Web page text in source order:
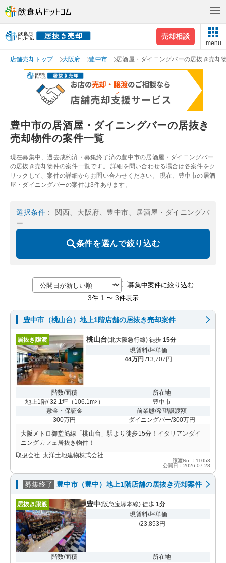
売却相談
menu
店舗売却トップ 大阪府 豊中市 居酒屋・ダイニングバーの居抜き売却
豊中市の居酒屋・ダイニングバーの居抜き
売却物件の案件一覧
現在募集中、過去成約済・募集終了済の豊中市の居酒屋・ダイニングバー
の居抜き売却物件の案件一覧です。 詳細を問い合わせる場合は各案件をク
リックして、案件の詳細からお問い合わせください。 現在、豊中市の居酒
屋・ダイニングバーの案件は3件あります。
選択条件 ： 関西、大阪府、豊中市、居酒屋・ダイニングバ
ー
条件を選んで絞り込む
募集中案件に絞り込む
3件 1 〜 3件表示
豊中市（桃山台）地上1階店舗の居抜き売却案件
居抜き譲渡 桃山台(北大阪急行線) 徒歩 15分
現賃料/坪単価
44万円 /13,707円
階数/面積
地上1階/ 32.1坪（ 106.1m2 ）
所在地
豊中市
敷金・保証金
300万円
前業態/希望譲渡額
ダイニングバー/300万円
大阪メトロ御堂筋線「桃山台」駅より徒歩15分！イタリアンダイ
ニングカフェ居抜き物件！
取扱会社: 太洋土地建物株式会社
譲渡No.：11053
公開日：2026-07-28
募集終了 豊中市（豊中）地上1階店舗の居抜き売却案件
居抜き譲渡 豊中(阪急宝塚本線) 徒歩 1分
現賃料/坪単価
－ /23,853円
階数/面積
所在地